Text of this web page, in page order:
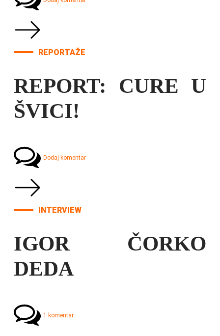
REPORTAŽE
REPORT: CURE U
ŠVICI!
Dodaj komentar
INTERVIEW
IGOR ČORKO
DEDA
1 komentar